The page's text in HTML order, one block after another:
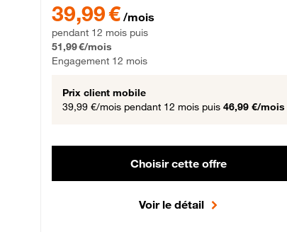
39,99 € /mois
pendant 12 mois puis
51,99 €/mois
Engagement 12 mois
Prix client mobile
39,99 €/mois pendant 12 mois puis 46,99 €/mois
Choisir cette offre
Voir le détail